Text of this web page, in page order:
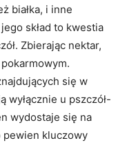
białka, i inne
skład to kwestia
Zbierając nektar,
się w
wyłącznie u pszczół-
wydostaje się na
kluczowy